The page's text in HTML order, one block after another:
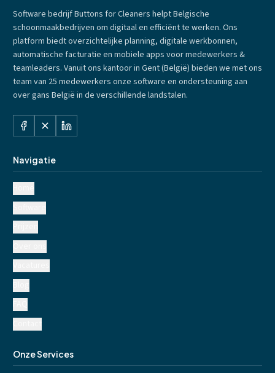
Software bedrijf Buttons for Cleaners helpt Belgische
schoonmaakbedrijven om digitaal en efficiënt te werken. Ons
platform biedt overzichtelijke planning, digitale werkbonnen,
automatische facturatie en mobiele apps voor medewerkers &
teamleaders. Vanuit ons kantoor in Gent (België) bieden we met ons
team van 25 medewerkers onze software en ondersteuning aan
over gans België in de verschillende landstalen.
Navigatie
Onze Services